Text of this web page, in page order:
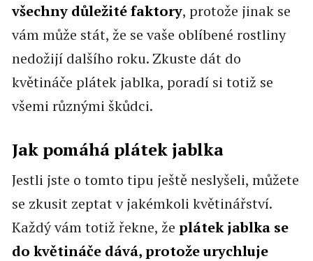
všechny důležité faktory, protože jinak se
vám může stát, že se vaše oblíbené rostliny
nedožijí dalšího roku. Zkuste dát do
květináče plátek jablka, poradí si totiž se
všemi různými škůdci.
Jak pomáhá plátek jablka
Jestli jste o tomto tipu ještě neslyšeli, můžete
se zkusit zeptat v jakémkoli květinářství.
Každý vám totiž řekne, že plátek jablka se
do květináče dává, protože urychluje